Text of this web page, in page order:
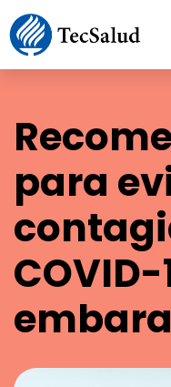
para
COVID-